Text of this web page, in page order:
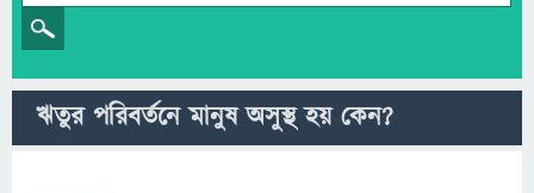
ঋতুর পরিবর্তনে মানুষ অসুস্থ হয় কেন?